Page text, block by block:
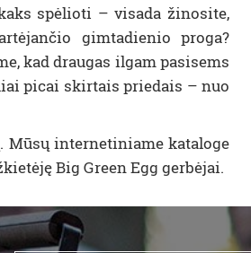
spėlioti – visada žinosite,
gimtadienio proga?
kad draugas ilgam pasisems
picai skirtais priedais – nuo
Mūsų internetiniame kataloge
Big Green Egg gerbėjai.